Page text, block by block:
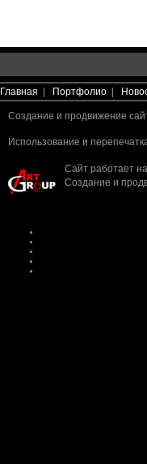
Главная | Портфолио |
Создание и продвижение
Использование и
Сайт работает
Создание и